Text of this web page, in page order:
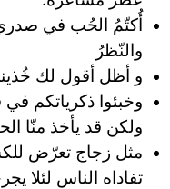
‏أُكتّمُ الحُب في صدري
والنّظرُ
و أظل أقول لك
وخبئوا ذكرياتكم في
ولكن قد يأخذ منّا
مثل زجاج تعرّض
تفاداه الناس لئلا